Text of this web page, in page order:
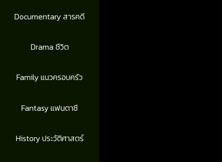
Documentary สารคดี
Drama ชีวิต
Family แนวครอบครัว
Fantasy แฟนตาซี
History ประวัติศาสตร์